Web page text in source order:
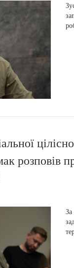
розповів